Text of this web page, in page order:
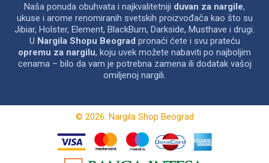
Naša ponuda obuhvata i najkvalitetniji duvan za nargile,
ukuse i arome renomiranih svetskih proizvođača kao što su
Jibiar, Holster, Element, BlackBurn, Darkside, Musthave i drugi.
U Nargila Shopu Beograd pronaći ćete i svu prateću
opremu za nargilu, koju uvek možete nabaviti po najboljim
cenama – bilo da vam je potrebna zamena ili dodatak vašoj
omiljenoj nargili.
© 2026. Nargila Shop Beograd